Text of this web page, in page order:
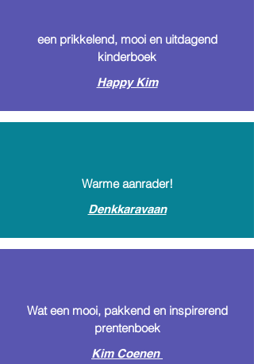
een prikkelend, mooi en uitdagend
kinderboek
Happy Kim
Warme aanrader!
Denkkaravaan
Wat een mooi, pakkend en inspirerend
prentenboek
Kim Coenen